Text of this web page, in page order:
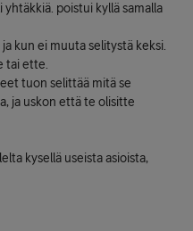
poistui kyllä samalla
kun ei muuta selitystä keksi.
tai ette.
tuon selittää mitä se
ja uskon että te olisitte
kysellä useista asioista,